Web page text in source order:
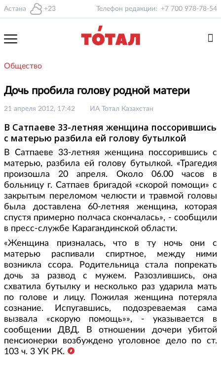
Астана +23 Телефон редакции: +7 700 978-78-54
Общество
Дочь пробила голову родной матери
21 апреля 2012, 17:42 ИА Тотал Казахстан
В Сатпаеве 33-летняя женщина поссорившись
с матерью разбила ей голову бутылкой
В Сатпаеве 33-летняя женщина поссорившись с
матерью, разбила ей голову бутылкой. «Трагедия
произошла 20 апреля. Около 06.00 часов в
больницу г. Сатпаев бригадой «скорой помощи» с
закрытым переломом челюсти и травмой головы
была доставлена 60-летняя женщина, которая
спустя примерно полчаса скончалась», - сообщили
в пресс-службе Карагандинской области.
«Женщина призналась, что в ту ночь они с
матерью распивали спиртное, между ними
возникла ссора. Родительница стала попрекать
дочь за развод с мужем. Разозлившись, она
схватила бутылку и несколько раз ударила мать
по голове и лицу. Пожилая женщина потеряла
сознание. Испугавшись, подозреваемая сама
вызвала «скорую помощь»», - указывается в
сообщении ДВД. В отношении дочери убитой
пенсионерки возбуждено уголовное дело по ст.
103 ч. 3 УК РК.